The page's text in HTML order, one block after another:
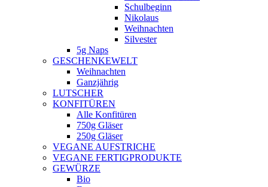
Schulbeginn
Nikolaus
Weihnachten
Silvester
5g Naps
GESCHENKEWELT
Weihnachten
Ganzjährig
LUTSCHER
KONFITÜREN
Alle Konfitüren
750g Gläser
250g Gläser
VEGANE AUFSTRICHE
VEGANE FERTIGPRODUKTE
GEWÜRZE
Bio